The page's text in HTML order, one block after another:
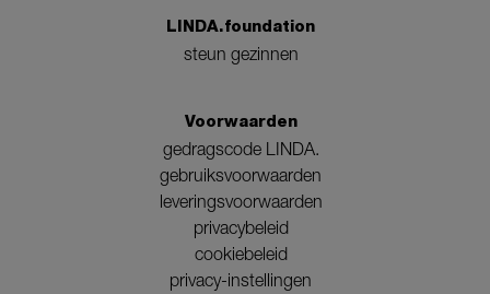
LINDA.foundation
steun gezinnen
Voorwaarden
gedragscode LINDA.
gebruiksvoorwaarden
leveringsvoorwaarden
privacybeleid
cookiebeleid
privacy-instellingen